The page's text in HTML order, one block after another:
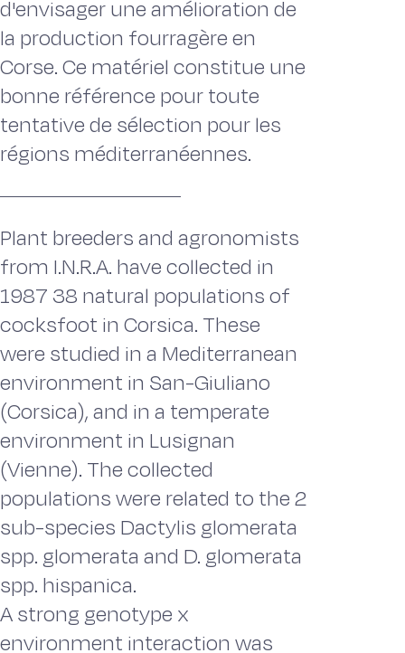
d'envisager une amélioration de
la production fourragère en
Corse. Ce matériel constitue une
bonne référence pour toute
tentative de sélection pour les
régions méditerranéennes.
Plant breeders and agronomists
from I.N.R.A. have collected in
1987 38 natural populations of
cocksfoot in Corsica. These
were studied in a Mediterranean
environment in San-Giuliano
(Corsica), and in a temperate
environment in Lusignan
(Vienne). The collected
populations were related to the 2
sub-species Dactylis glomerata
spp. glomerata and D. glomerata
spp. hispanica.
A strong genotype x
environment interaction was